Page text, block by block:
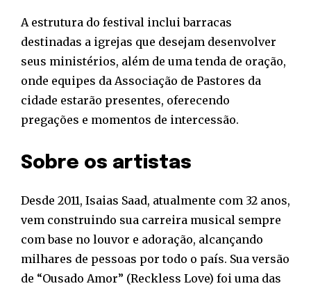
A estrutura do festival inclui barracas
destinadas a igrejas que desejam desenvolver
seus ministérios, além de uma tenda de oração,
onde equipes da Associação de Pastores da
cidade estarão presentes, oferecendo
pregações e momentos de intercessão.
Sobre os artistas
Desde 2011, Isaias Saad, atualmente com 32 anos,
vem construindo sua carreira musical sempre
com base no louvor e adoração, alcançando
milhares de pessoas por todo o país. Sua versão
de “Ousado Amor” (Reckless Love) foi uma das